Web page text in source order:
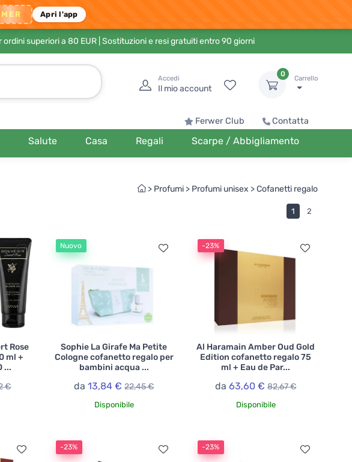
Apri l'app
superiori a 80 EUR | Sostituzioni e resi gratuiti entro 90 giorni
Accedi
Il mio account
0
Carrello
Ferwer Club Contatta
Salute Casa Regali Scarpe / Abbigliamento
> Profumi > Profumi unisex >Cofanetti regalo
1 2
Rose
ml +
...
€
Nuovo
Sophie La Girafe Ma Petite
Cologne cofanetto regalo per
bambini acqua ...
da13,84 € 22,45 €
Disponibile
-23%
Al Haramain Amber Oud Gold
Edition cofanetto regalo 75
ml + Eau de Par...
da63,60 € 82,67 €
Disponibile
-23% -23%